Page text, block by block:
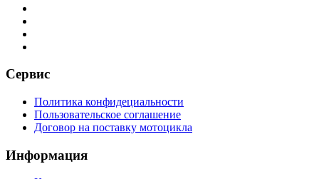
Сервис
Политика конфидециальности
Пользовательское соглашение
Договор на поставку мотоцикла
Информация